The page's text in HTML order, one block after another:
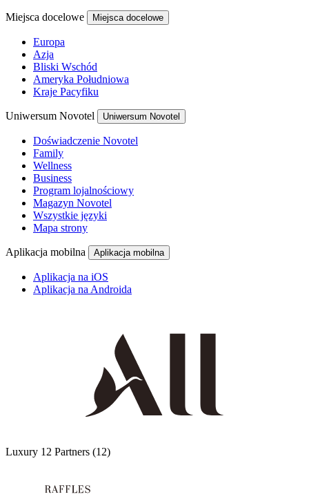
Miejsca docelowe Miejsca docelowe
Europa
Azja
Bliski Wschód
Ameryka Południowa
Kraje Pacyfiku
Uniwersum Novotel Uniwersum Novotel
Doświadczenie Novotel
Family
Wellness
Business
Program lojalnościowy
Magazyn Novotel
Wszystkie języki
Mapa strony
Aplikacja mobilna Aplikacja mobilna
Aplikacja na iOS
Aplikacja na Androida
Luxury 12 Partners (12)